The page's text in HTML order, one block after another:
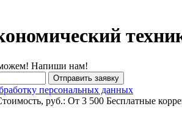
Напиши нам!
Отправить заявку
персональных данных
руб.: От 3 500 Бесплатные